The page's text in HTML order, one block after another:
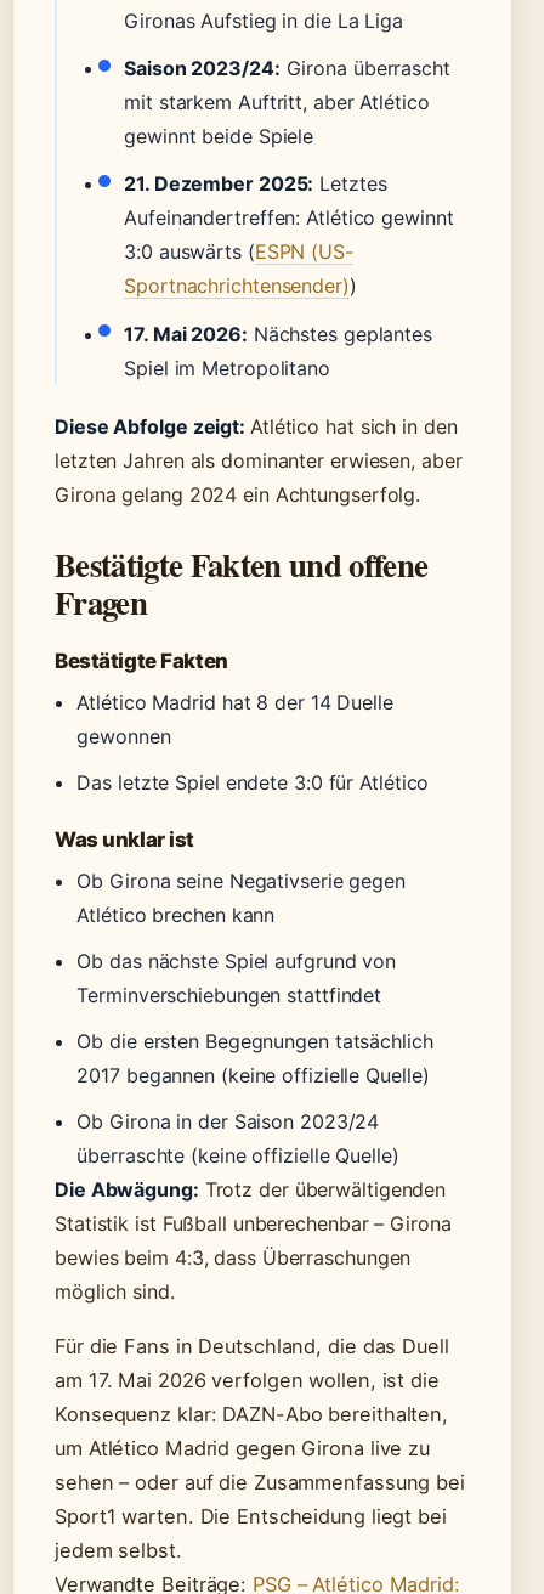
Gironas Aufstieg in die La Liga
Saison 2023/24: Girona überrascht
mit starkem Auftritt, aber Atlético
gewinnt beide Spiele
21. Dezember 2025: Letztes
Aufeinandertreffen: Atlético gewinnt
3:0 auswärts (ESPN (US-
Sportnachrichtensender))
17. Mai 2026: Nächstes geplantes
Spiel im Metropolitano
Diese Abfolge zeigt: Atlético hat sich in den
letzten Jahren als dominanter erwiesen, aber
Girona gelang 2024 ein Achtungserfolg.
Bestätigte Fakten und offene
Fragen
Bestätigte Fakten
Atlético Madrid hat 8 der 14 Duelle
gewonnen
Das letzte Spiel endete 3:0 für Atlético
Was unklar ist
Ob Girona seine Negativserie gegen
Atlético brechen kann
Ob das nächste Spiel aufgrund von
Terminverschiebungen stattfindet
Ob die ersten Begegnungen tatsächlich
2017 begannen (keine offizielle Quelle)
Ob Girona in der Saison 2023/24
überraschte (keine offizielle Quelle)
Die Abwägung: Trotz der überwältigenden
Statistik ist Fußball unberechenbar – Girona
bewies beim 4:3, dass Überraschungen
möglich sind.
Für die Fans in Deutschland, die das Duell
am 17. Mai 2026 verfolgen wollen, ist die
Konsequenz klar: DAZN-Abo bereithalten,
um Atlético Madrid gegen Girona live zu
sehen – oder auf die Zusammenfassung bei
Sport1 warten. Die Entscheidung liegt bei
jedem selbst.
Verwandte Beiträge: PSG – Atlético Madrid: